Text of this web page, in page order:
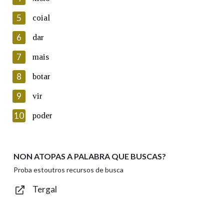
Lin e acepto as condicións da política de
Introduce o código que aparece na imaxe:
Texto de verificación
Enviar
5 coial
6 dar
7 mais
8 botar
9 vir
10 poder
NON ATOPAS A PALABRA QUE BUSCAS?
Proba estoutros recursos de busca
Tergal